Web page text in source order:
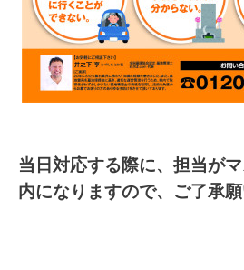
当日対応する際に、担当が
内になりますので、ご了承願